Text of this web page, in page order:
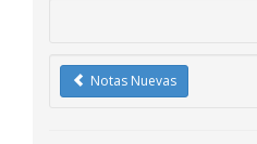
Notas Nuevas